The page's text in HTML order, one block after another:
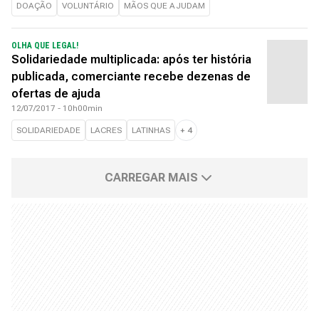
DOAÇÃO VOLUNTÁRIO MÃOS QUE AJUDAM
OLHA QUE LEGAL!
Solidariedade multiplicada: após ter história
publicada, comerciante recebe dezenas de
ofertas de ajuda
12/07/2017 - 10h00min
SOLIDARIEDADE LACRES LATINHAS + 4
CARREGAR MAIS